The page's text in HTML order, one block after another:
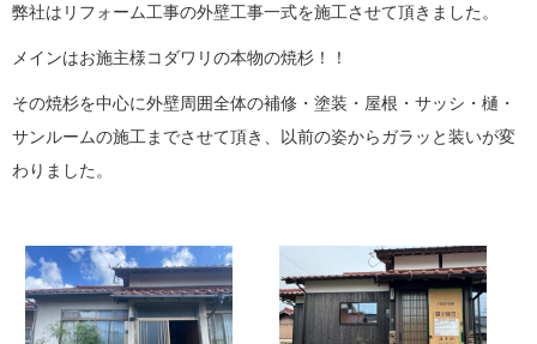
弊社はリフォーム工事の外壁工事一式を施工させて頂きました。
メインはお施主様コダワリの本物の焼杉！！
その焼杉を中心に外壁周囲全体の補修・塗装・屋根・サッシ・樋・
サンルームの施工までさせて頂き、以前の姿からガラッと装いが変
わりました。